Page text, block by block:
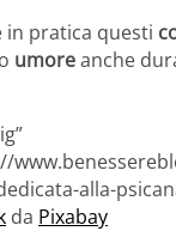
in pratica questi
umoreanche
alla-
da Pixabay